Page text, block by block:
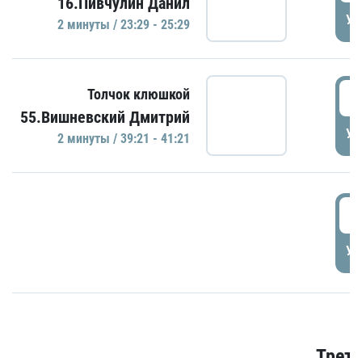
2 минуты / 23:29 - 25:29
Толчок клюшкой
55.Вишневский Дмитрий
2 минуты / 39:21 - 41:21